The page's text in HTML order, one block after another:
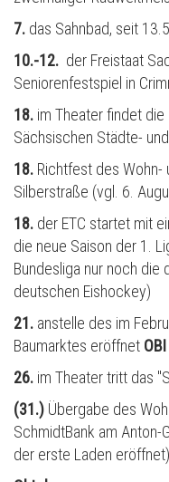
7. das Sahnbad, seit
10.-12. der Freistaat
Seniorenfestspiel in
18. im Theater findet
Sächsischen Städte-
18. Richtfest des Wohn-
Silberstraße (vgl. 6.
18. der ETC startet mit
die neue Saison der 1.
Bundesliga nur noch
deutschen Eishockey)
21. anstelle des im
Baumarktes eröffnet OBI
26. im Theater tritt das
(31.) Übergabe des
SchmidtBank am Anton-
der erste Laden eröffnet)